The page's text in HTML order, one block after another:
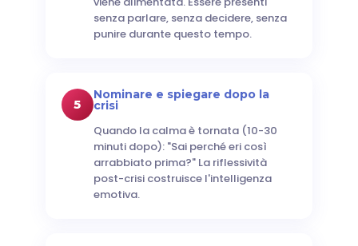
senza parlare, senza decidere, senza
punire durante questo tempo.
5
Nominare e spiegare dopo la
crisi
Quando la calma è tornata (10-30
minuti dopo): "Sai perché eri così
arrabbiato prima?" La riflessività
post-crisi costruisce l'intelligenza
emotiva.